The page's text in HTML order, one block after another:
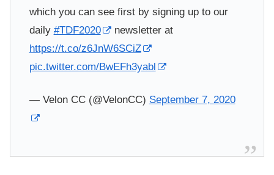
which you can see first by signing up to our
daily #TDF2020
newsletter at
https://t.co/z6JnW6SCiZ
pic.twitter.com/BwEFh3yabl
— Velon CC (@VelonCC) September 7, 2020